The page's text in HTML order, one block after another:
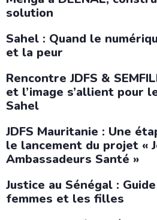
solution
Sahel : Quand le
et la peur
Rencontre JDFS &
et l’image s’allient pour
Sahel
JDFS Mauritanie : Une
le lancement du projet «
Ambassadeurs Santé »
Justice au Sénégal :
femmes et les filles